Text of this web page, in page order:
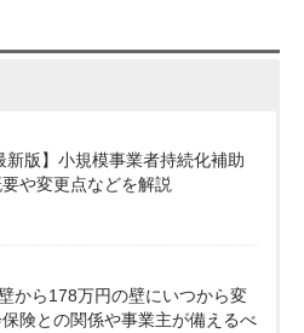
新版】小規模事業者持続化補助
や変更点などを解説
から178万円の壁にいつから変
険との関係や事業主が備えるべ